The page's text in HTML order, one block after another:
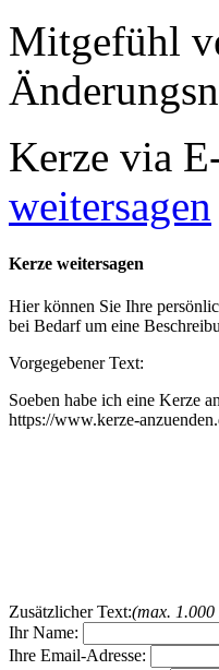
Mitgefühl
Kerze via
weitersagen
Kerze weitersagen
Hier können Sie Ihre
bei Bedarf um eine
Vorgegebener Text:
Soeben habe ich eine Kerze
https://www.kerze-
Zusätzlicher Text:(max. 1.000
Ihr Name:
Ihre Email-Adresse: